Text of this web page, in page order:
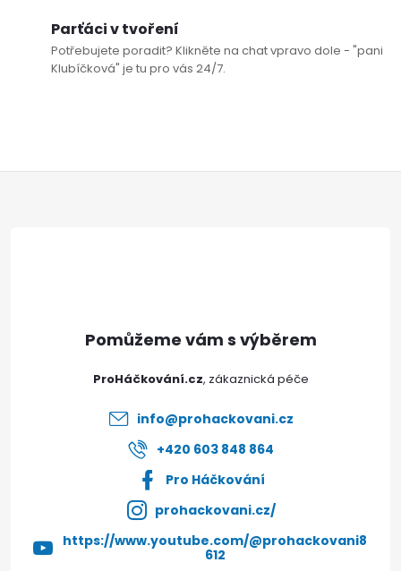
Parťáci v tvoření
Potřebujete poradit? Klikněte na chat vpravo dole - "pani
Klubíčková" je tu pro vás 24/7.
ProHáčkování.cz
info@prohackovani.cz
+420 603 848 864
Pro Háčkování
prohackovani.cz/
https://www.youtube.com/@prohackovani8
612